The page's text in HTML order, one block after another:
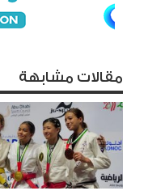
مقالات مشابهة